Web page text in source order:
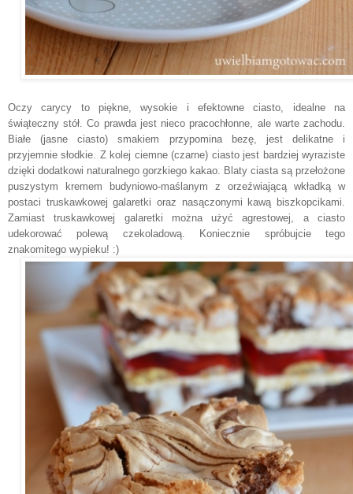
Oczy carycy to piękne,wysokie iefektowne ciasto, idealne na
świąteczny stół. Co prawda jest nieco pracochłonne, ale warte zachodu.
Białe (jasne ciasto) smakiem przypomina bezę, jest delikatne i
przyjemnie słodkie. Z kolej ciemne (czarne) ciasto jest bardziej wyraziste
dzięki dodatkowi naturalnego gorzkiego kakao. Blaty ciasta są przełożone
puszystym kremem budyniowo-maślanym z orzeźwiającą wkładką w
postaci truskawkowej galaretki oraz nasączonymi kawą biszkopcikami.
Zamiast truskawkowej galaretki można użyć agrestowej, a ciasto
udekorować polewą czekoladową.
Koniecznie spróbujcie tego
znakomitego wypieku! :)